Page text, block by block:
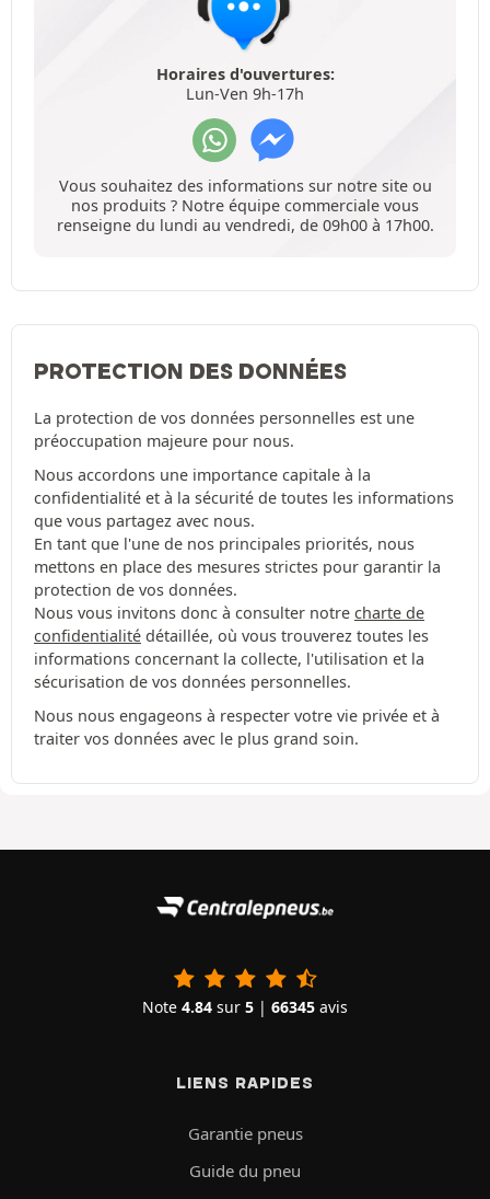
Horaires d'ouvertures:
Lun-Ven 9h-17h
Vous souhaitez des informations sur notre site ou
nos produits ? Notre équipe commerciale vous
renseigne du lundi au vendredi, de 09h00 à 17h00.
PROTECTION DES DONNÉES
La protection de vos données personnelles est une
préoccupation majeure pour nous.
Nous accordons une importance capitale à la
confidentialité et à la sécurité de toutes les informations
que vous partagez avec nous.
En tant que l'une de nos principales priorités, nous
mettons en place des mesures strictes pour garantir la
protection de vos données.
Nous vous invitons donc à consulter notre charte de
confidentialité détaillée, où vous trouverez toutes les
informations concernant la collecte, l'utilisation et la
sécurisation de vos données personnelles.
Nous nous engageons à respecter votre vie privée et à
traiter vos données avec le plus grand soin.
Note 4.84 sur 5 | 66345 avis
LIENS RAPIDES
Garantie pneus
Guide du pneu